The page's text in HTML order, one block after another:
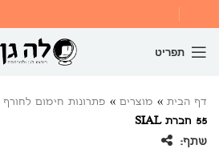
תפריט
דף הבית » מוצרים » פתרונות חימום לחורף
55 חברת SIAL
שתף: